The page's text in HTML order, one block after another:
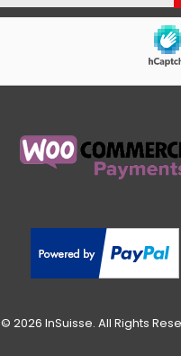
© 2026 InSuisse. All Rights